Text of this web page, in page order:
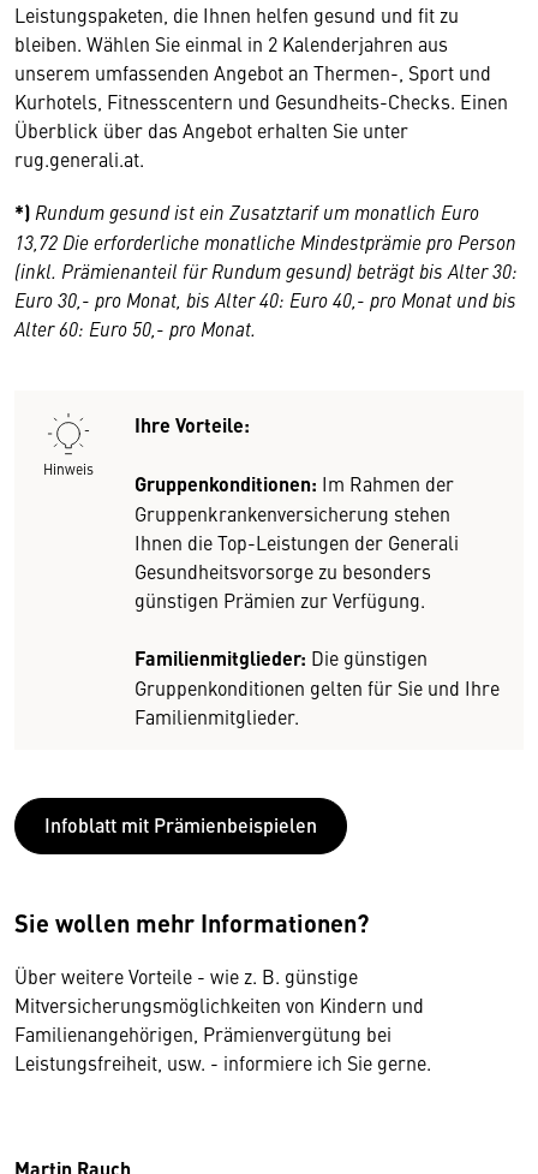
Leistungspaketen, die Ihnen helfen gesund und fit zu
bleiben. Wählen Sie einmal in 2 Kalenderjahren aus
unserem umfassenden Angebot an Thermen-, Sport­ und
Kurhotels, Fitnesscentern und Gesundheits-Checks. Einen
Überblick über das Angebot erhalten Sie unter
rug.generali.at.
*) Rundum gesund ist ein Zusatztarif um monatlich Euro
13,72 Die erforderliche monatliche Mindestprämie pro Person
(inkl. Prämienanteil für Rundum gesund) beträgt bis Alter 30:
Euro 30,- pro Monat, bis Alter 40: Euro 40,- pro Monat und bis
Alter 60: Euro 50,- pro Monat.
Hinweis
Ihre Vorteile:
Gruppenkonditionen: Im Rahmen der
Gruppenkrankenversicherung stehen
Ihnen die Top-Leistungen der Generali
Gesundheitsvorsorge zu besonders
günstigen Prämien zur Verfügung.
Familienmitglieder: Die günstigen
Gruppenkonditionen gelten für Sie und Ihre
Familienmitglieder.
Infoblatt mit Prämienbeispielen
Sie wollen mehr Informationen?
Über weitere Vorteile - wie z. B. günstige
Mitversicherungsmöglichkeiten von Kindern und
Familienangehörigen, Prämienvergütung bei
Leistungsfreiheit, usw. - informiere ich Sie gerne.
Martin Rauch